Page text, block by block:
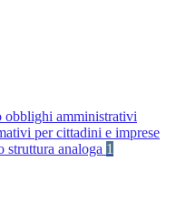
obblighi amministrativi
per cittadini e imprese
analoga 1